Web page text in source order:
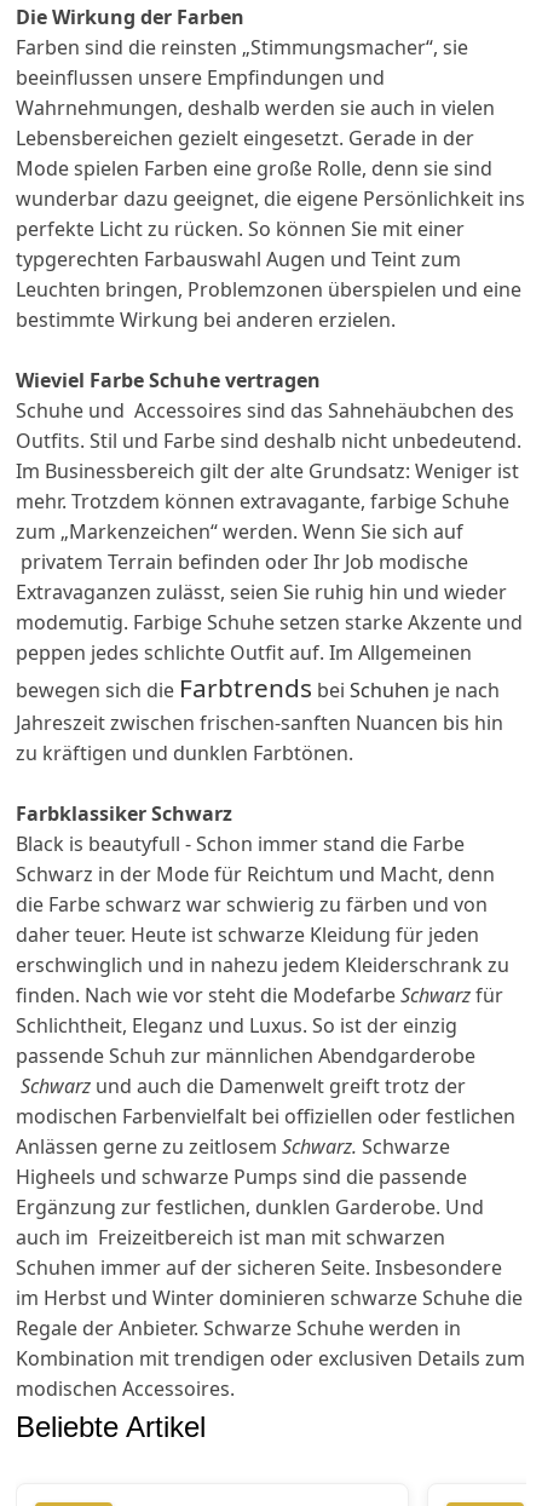
Die Wirkung der Farben
Farben sind die reinsten „Stimmungsmacher“, sie
beeinflussen unsere Empfindungen und
Wahrnehmungen, deshalb werden sie auch in vielen
Lebensbereichen gezielt eingesetzt. Gerade in der
Mode spielen Farben eine große Rolle, denn sie sind
wunderbar dazu geeignet, die eigene Persönlichkeit ins
perfekte Licht zu rücken. So können Sie mit einer
typgerechten Farbauswahl Augen und Teint zum
Leuchten bringen, Problemzonen überspielen und eine
bestimmte Wirkung bei anderen erzielen.
Wieviel Farbe Schuhe vertragen
Schuhe und Accessoires sind das Sahnehäubchen des
Outfits. Stil und Farbe sind deshalb nicht unbedeutend.
Im Businessbereich gilt der alte Grundsatz: Weniger ist
mehr. Trotzdem können extravagante, farbige Schuhe
zum „Markenzeichen“ werden. Wenn Sie sich auf
privatem Terrain befinden oder Ihr Job modische
Extravaganzen zulässt, seien Sie ruhig hin und wieder
modemutig. Farbige Schuhe setzen starke Akzente und
peppen jedes schlichte Outfit auf. Im Allgemeinen
bewegen sich die Farbtrends beiSchuhen je nach
Jahreszeit zwischen frischen-sanften Nuancen bis hin
zu kräftigen und dunklen Farbtönen.
Farbklassiker Schwarz
Black is beautyfull - Schon immer stand die Farbe
Schwarz in der Mode für Reichtum und Macht, denn
die Farbe schwarz war schwierig zu färben und von
daher teuer. Heute ist schwarze Kleidung für jeden
erschwinglich und in nahezu jedem Kleiderschrank zu
finden. Nach wie vor steht die ModefarbeSchwarzfür
Schlichtheit, Eleganz und Luxus. So ist der einzig
passende Schuh zur männlichen Abendgarderobe
Schwarz und auch die Damenwelt greift trotz der
modischen Farbenvielfalt bei offiziellen oder festlichen
Anlässen gerne zu zeitlosemSchwarz.Schwarze
Higheels und schwarze Pumps sind die passende
Ergänzung zur festlichen, dunklen Garderobe. Und
auch im Freizeitbereich ist man mit schwarzen
Schuhen immer auf der sicheren Seite. Insbesondere
im Herbst und Winter dominieren schwarze Schuhe die
Regale der Anbieter. Schwarze Schuhe werden in
Kombination mit trendigen oder exclusiven Details zum
modischen Accessoires.
Beliebte Artikel